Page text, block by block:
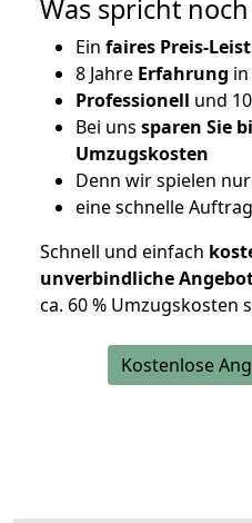
Was spricht
Ein faires Preis-
8 Jahre Erfahrung
Professionell und
Bei uns sparen Sie
Umzugskosten
Denn wir spielen
eine schnelle
Schnell und einfach
unverbindliche
ca. 60 % Umzugskosten
Kostenlose